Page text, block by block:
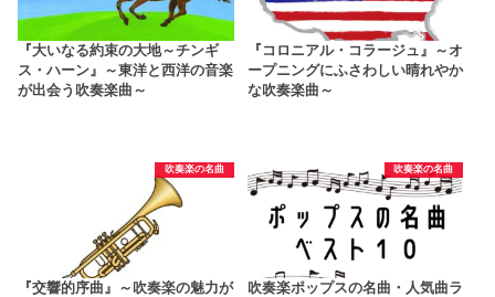
『大いなる約束の大地～チンギ
ス・ハーン』～東洋と西洋の音楽
が出会う吹奏楽曲～
『コロニアル・コラージュ』～オ
ープニングにふさわしい晴れやか
な吹奏楽曲～
吹奏楽の名曲
『交響的序曲』～吹奏楽の魅力が
吹奏楽の名曲
吹奏楽ポップスの名曲・人気曲ラ